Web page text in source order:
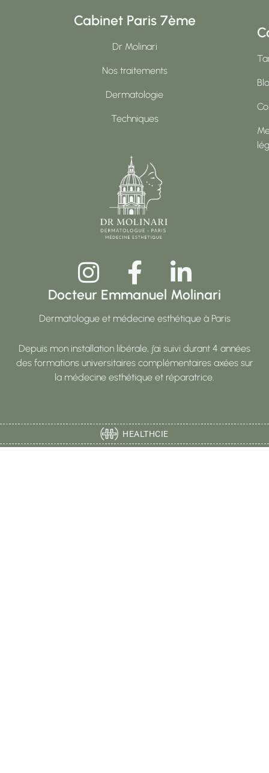
Cabinet Paris 7ème
Dr Molinari
Nos traitements
Dermatologie
Techniques
Docteur Emmanuel Molinari
Dermatologue et médecine esthétique à Paris
Depuis mon installation libérale, j’ai suivi durant 4 années
des formations universitaires complémentaires axées sur
la médecine esthétique et réparatrice.
HEALTHCIE